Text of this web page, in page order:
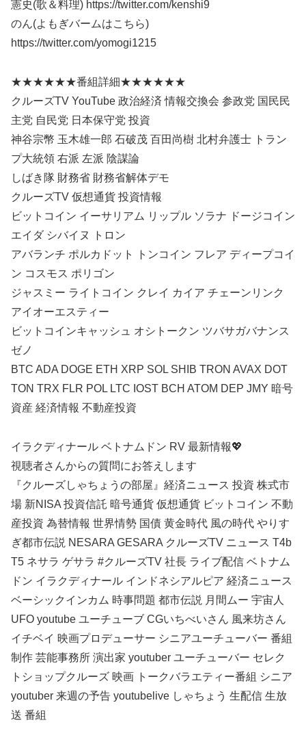
憲史(歌＆料理) https://twitter.com/kenshi9
のん(よもぎバームはこちら)
https://twitter.com/yomogi1215
★★★★★★番組詳細★★★★★★
クルーズTV YouTube 政治経済 情報交換会 参政党 国民民
主党 自民党 日本保守党 投資
神谷宗幣 玉木雄一郎 石破茂 百田尚樹 北村弁護士 トラン
プ大統領 右派 左派 陰謀論
しばき隊 財務省 財務省解体デモ
クルーズTV 仮想通貨 投資情報
ビットコイン イーサリアム リップル ソラナ ドージコイン
エイダ シバイヌ トロン
アバランチ ポルカドット トンコイン フレア ディープコイ
ン コスモス ポリゴン
ジャスミー ライトコイン クレイ カイア チェーンリンク
アイオーエスティー
ビットコインキャッシュ オシトークン ツバサガバナンス
ゼノ
BTC ADA DOGE ETH XRP SOL SHIB TRON AVAX DOT
TON TRX FLR POL LTC IOST BCH ATOM DEP JMY 暗号
資産 経済情報 不動産投資
イラクディナール ベトナムドン RV 最新情報💖
視聴者さんからの質問にお答えします
『クルーズしゃちょうの部屋』経済ニュース 投資 株式市
場 新NISA 投資信託 暗号通貨 仮想通貨 ビットコイン 不動
産投資 為替情報 世界情勢 国債 黄金時代 風の時代 やりす
ぎ都市伝説 NESARA GESARA クルーズTV ニュース T4b
T5 ネサラ ゲサラ #クルーズTV 社長 ライブ配信 ベトナム
ドン イラクディナール インドネシアルピア 経済ニュース
ベーシックインカム 時事問題 都市伝説 月間ムー 宇宙人
UFO youtube ユーチューブ CGいちべいさん 風来坊さん
イチベイ 映画プロデューサー シニアユーチューバー 番組
制作 芸能事務所 演出家 youtuber ユーチューバー セレク
トショップクルーズ 映画 トークバラエティー番組 シニア
youtuber 来週の予告 youtubelive しゃちょう 生配信 生放
送 番組